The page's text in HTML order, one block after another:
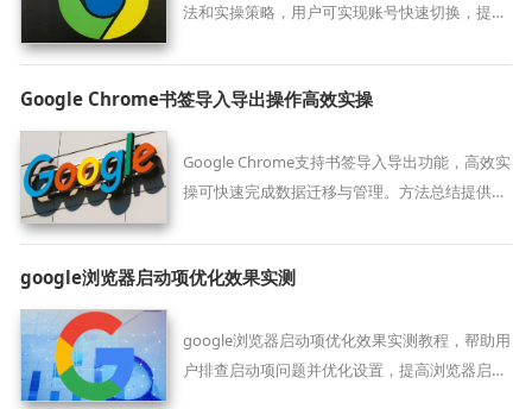
法和实操策略，用户可实现账号快速切换，提高
Google Chrome书签导入导出操作高效实操
Google Chrome支持书签导入导出功能，高效实
操可快速完成数据迁移与管理。方法总结提供便
google浏览器启动项优化效果实测
google浏览器启动项优化效果实测教程，帮助用
户排查启动项问题并优化设置，提高浏览器启动